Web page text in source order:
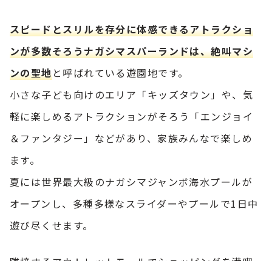
スピードとスリルを存分に体感できるアトラクショ
ンが多数そろうナガシマスパーランドは、絶叫マシ
ンの聖地と呼ばれている遊園地です。
小さな子ども向けのエリア「キッズタウン」や、気
軽に楽しめるアトラクションがそろう「エンジョイ
＆ファンタジー」などがあり、家族みんなで楽しめ
ます。
夏には世界最大級のナガシマジャンボ海水プールが
オープンし、多種多様なスライダーやプールで1日中
遊び尽くせます。